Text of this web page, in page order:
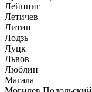
Лейпциг
Летичев
Литин
Лодзь
Луцк
Львов
Люблин
Магала